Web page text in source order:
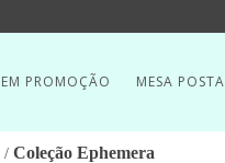
EM PROMOÇÃO MESA POSTA
/ Coleção Ephemera